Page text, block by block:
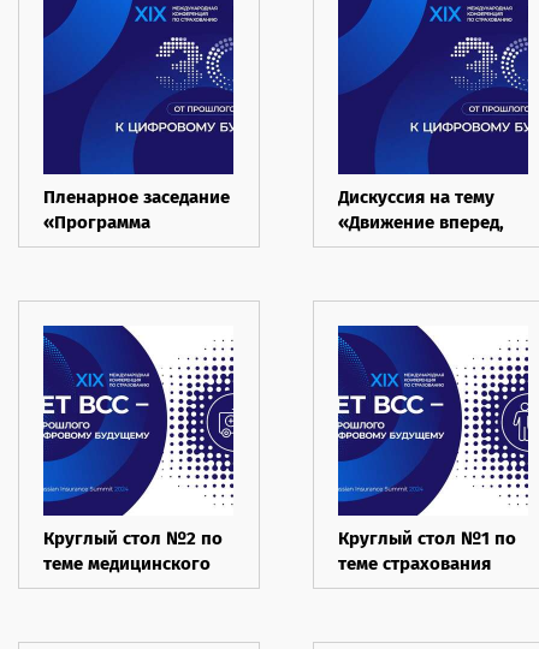
Пленарное заседание
«Программа
«Взгляд»: 30 лет
Дискуссия на тему
«Движение вперед,
сценарии развития
Круглый стол №2 по
теме медицинского
страхования, 28 мая
Круглый стол №1 по
теме страхования
жизни, 28 мая 2024